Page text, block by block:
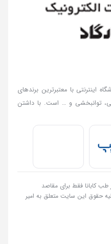
اینترنتی با معتبرترین برندهای
توانبخشی و … است. با داشتن
پزشکی توانایی ارائه هرگونه
فروش تجهیزات پزشکی را به عموم
قیمت و ضمانت اصلالت کالا .امیر
طب کابانا فقط برای مقاصد
حقوق این سایت متعلق به امیر